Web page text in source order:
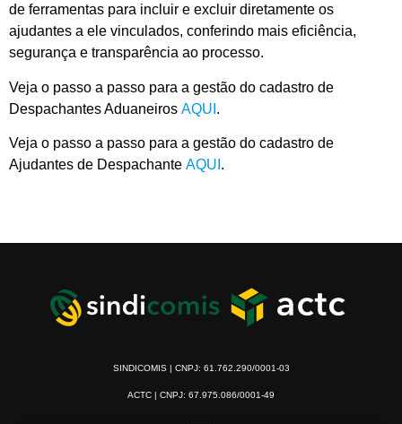
de ferramentas para incluir e excluir diretamente os
ajudantes a ele vinculados, conferindo mais eficiência,
segurança e transparência ao processo.
Veja o passo a passo para a gestão do cadastro de
Despachantes Aduaneiros AQUI .
Veja o passo a passo para a gestão do cadastro de
Ajudantes de Despachante AQUI .
SINDICOMIS | CNPJ: 61.762.290/0001-03
ACTC | CNPJ: 67.975.086/0001-49